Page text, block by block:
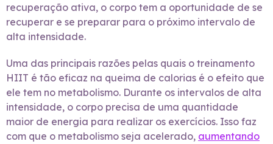
recuperação ativa, o corpo tem a oportunidade de se
recuperar e se preparar para o próximo intervalo de
alta intensidade.
Uma das principais razões pelas quais o treinamento
HIIT é tão eficaz na queima de calorias é o efeito que
ele tem no metabolismo. Durante os intervalos de alta
intensidade, o corpo precisa de uma quantidade
maior de energia para realizar os exercícios. Isso faz
com que o metabolismo seja acelerado, aumentando